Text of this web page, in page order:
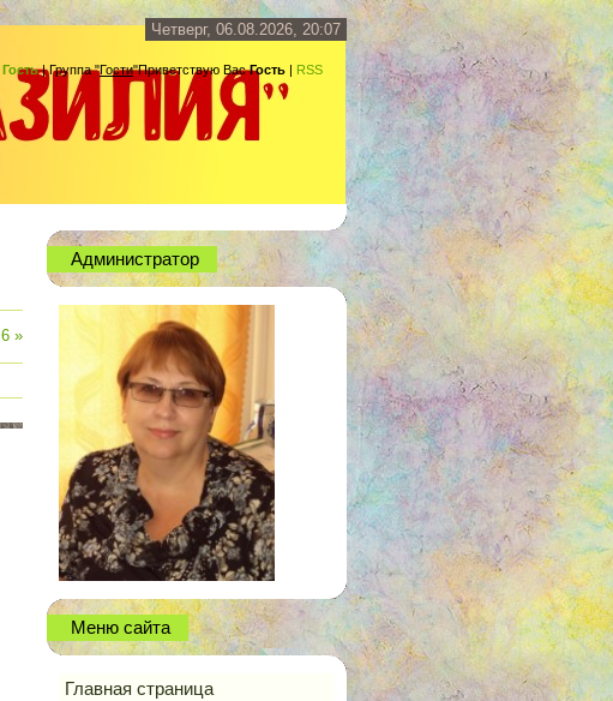
Четверг, 06.08.2026, 20:07
Гость|Группа"Гости"Приветствую Вас Гость | RSS
6 »
Администратор
Меню сайта
Главная страница